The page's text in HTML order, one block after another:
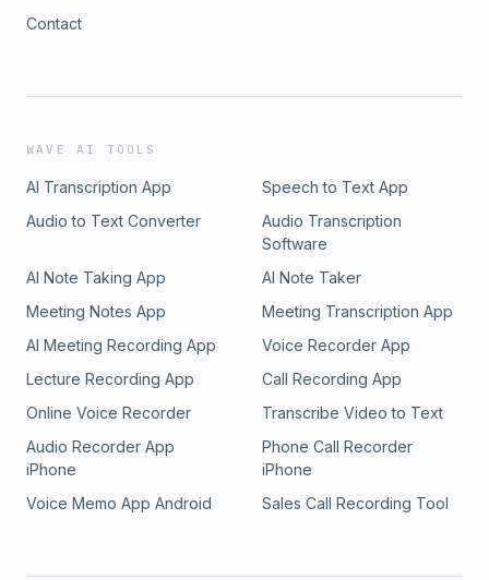
Contact
WAVE AI TOOLS
AI Transcription App
Speech to Text App
Audio to Text Converter
Audio Transcription
Software
AI Note Taking App
AI Note Taker
Meeting Notes App
Meeting Transcription App
AI Meeting Recording App
Voice Recorder App
Lecture Recording App
Call Recording App
Online Voice Recorder
Transcribe Video to Text
Audio Recorder App
iPhone
Phone Call Recorder
iPhone
Voice Memo App Android
Sales Call Recording Tool